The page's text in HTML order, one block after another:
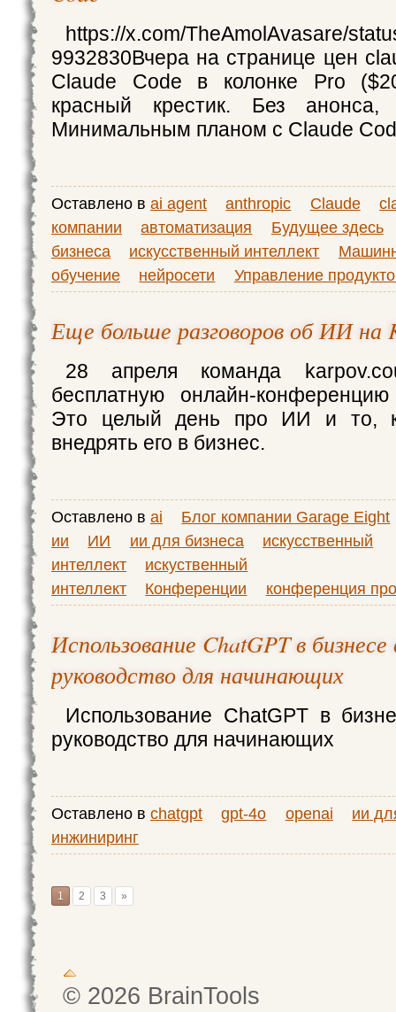
https://x.com/TheAmolAvasare/
9932830Вчера на странице цен
Claude Code в колонке Pro
красный крестик. Без анонса,
Минимальным планом с Claude
Оставлено в ai agent anthropic Claude
компании
автоматизация
Будущее здесь
бизнеса
искусственный интеллект
обучение
нейросети Управление
Еще больше разговоров об ИИ на
28 апреля команда
бесплатную онлайн-конференцию
Это целый день про ИИ и то,
внедрять его в бизнес.
Оставлено в ai
Блог компании Garage Eight
ии
ИИ ии для бизнеса
искусственный
интеллект
искуственный
интеллект
Конференции конференция
Использование ChatGPT в
руководство для начинающих
Использование ChatGPT в
руководство для начинающих
Оставлено в chatgpt gpt-4o openai
ии
инжиниринг
1 2 3 »
© 2026 BrainTools